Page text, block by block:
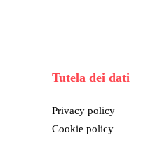
Tutela dei dati
Privacy policy
Cookie policy